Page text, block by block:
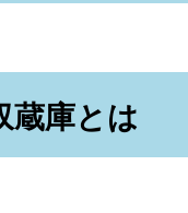
蔵庫とは